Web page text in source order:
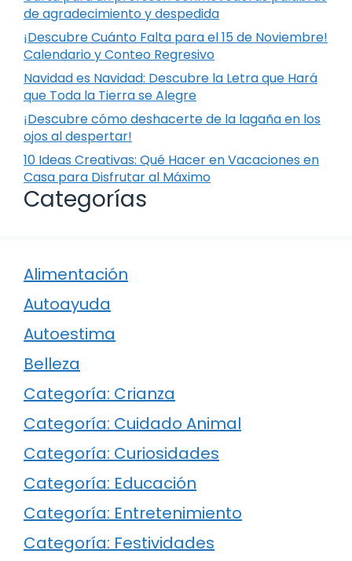
de agradecimiento y despedida
¡Descubre Cuánto Falta para el 15 de Noviembre!
Calendario y Conteo Regresivo
Navidad es Navidad: Descubre la Letra que Hará
que Toda la Tierra se Alegre
¡Descubre cómo deshacerte de la lagaña en los
ojos al despertar!
10 Ideas Creativas: Qué Hacer en Vacaciones en
Casa para Disfrutar al Máximo
Categorías
Alimentación
Autoayuda
Autoestima
Belleza
Categoría: Crianza
Categoría: Cuidado Animal
Categoría: Curiosidades
Categoría: Educación
Categoría: Entretenimiento
Categoría: Festividades